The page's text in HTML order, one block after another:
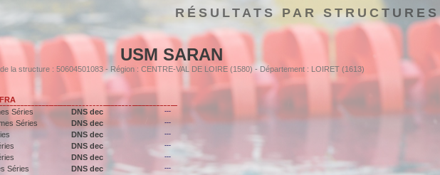
RÉSULTATS PAR STRUCTURES
USM SARAN
la structure : 50604501083 - Région : CENTRE-VAL DE LOIRE (1580) - Département : LOIRET (1613)
Séries DNS dec ---
Séries DNS dec ---
DNS dec ---
DNS dec ---
DNS dec ---
Séries DNS dec ---